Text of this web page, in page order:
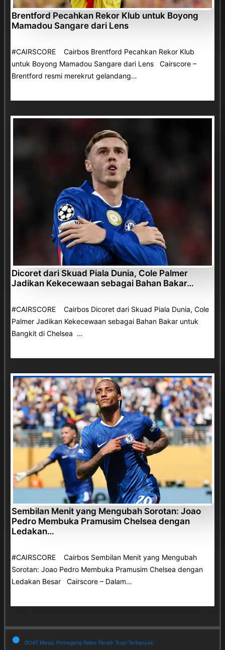
Brentford Pecahkan Rekor Klub untuk Boyong
Mamadou Sangare dari Lens
#CAIRSCORE Cairbos Brentford Pecahkan Rekor Klub
untuk Boyong Mamadou Sangare dari Lens Cairscore –
Brentford resmi merekrut gelandang…
Dicoret dari Skuad Piala Dunia, Cole Palmer
Jadikan Kekecewaan sebagai Bahan Bakar…
#CAIRSCORE Cairbos Dicoret dari Skuad Piala Dunia, Cole
Palmer Jadikan Kekecewaan sebagai Bahan Bakar untuk
Bangkit di Chelsea …
Sembilan Menit yang Mengubah Sorotan: Joao
Pedro Membuka Pramusim Chelsea dengan
Ledakan…
#CAIRSCORE Cairbos Sembilan Menit yang Mengubah
Sorotan: Joao Pedro Membuka Pramusim Chelsea dengan
Ledakan Besar Cairscore – Dalam…
GOAT Messi, Pemegang Rekor Peraih Tropi Terbanyak